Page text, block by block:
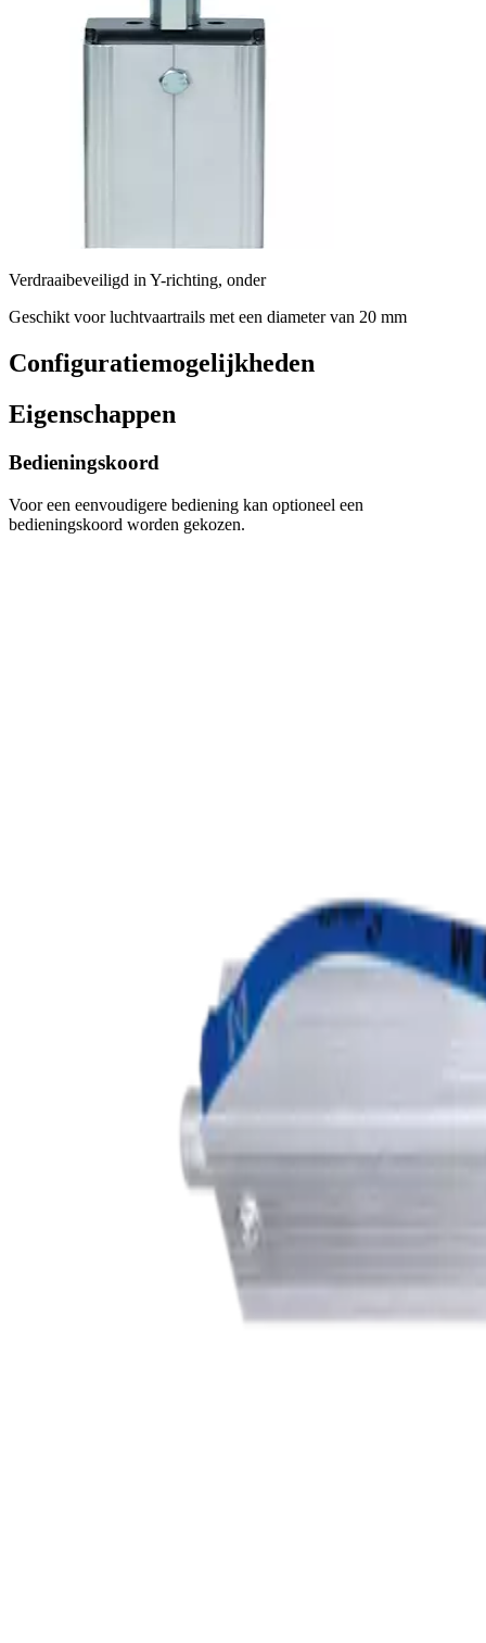
Verdraaibeveiligd in Y-richting, onder
Geschikt voor luchtvaartrails met een diameter van 20 mm
Configuratiemogelijkheden
Eigenschappen
Bedieningskoord
Voor een eenvoudigere bediening kan optioneel een
bedieningskoord worden gekozen.